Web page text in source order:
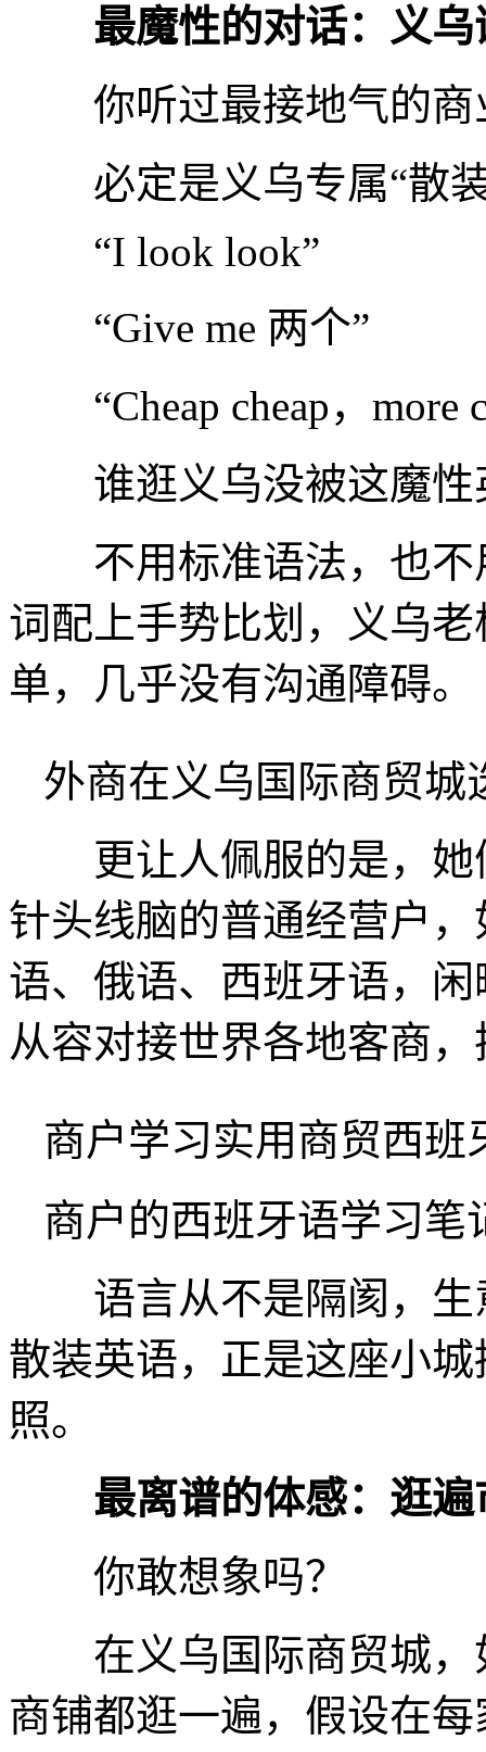
最魔性的对话：义
你听过最接地气的商
必定是义乌专属“散装
“I look look”
“Give me 两个”
“Cheap cheap，more
谁逛义乌没被这魔性
不用标准语法，也不
词配上手势比划，义乌
单，几乎没有沟通障碍。
外商在义乌国际商贸城
更让人佩服的是，她
针头线脑的普通经营户
语、俄语、西班牙语，
从容对接世界各地客商
商户学习实用商贸西班
商户的西班牙语学习笔
语言从不是隔阂，生
散装英语，正是这座小
照。
最离谱的体感：逛
你敢想象吗？
在义乌国际商贸城，
商铺都逛一遍，假设在